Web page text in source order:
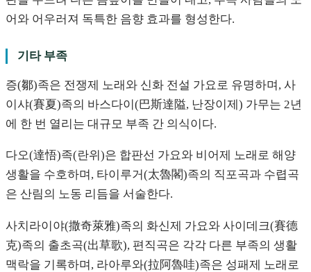
어와 어우러져 독특한 음향 효과를 형성한다.
기타 부족
증(鄒)족은 전쟁제 노래와 신화 전설 가요로 유명하며, 사
이샤(賽夏)족의 바스다이(巴斯達隘, 난장이제) 가무는 2년
에 한 번 열리는 대규모 부족 간 의식이다.
다오(達悟)족(란위)은 합판선 가요와 비어제 노래로 해양
생활을 수호하며, 타이루거(太魯閣)족의 직포곡과 수렵곡
은 산림의 노동 리듬을 서술한다.
사치라이야(撒奇萊雅)족의 화신제 가요와 사이데크(賽德
克)족의 출초곡(出草歌), 편직곡은 각각 다른 부족의 생활
맥락을 기록하며, 라아루와(拉阿魯哇)족은 성패제 노래로